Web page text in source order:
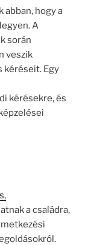
hogy a
A
során
veszik
kéréseit. Egy
kérésekre, és
a családra,